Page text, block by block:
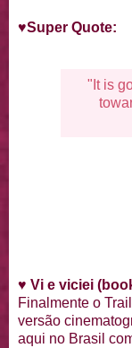
♥Super Quote:
"It is
♥ Vi e viciei
Finalmente o
versão
aqui no Brasil